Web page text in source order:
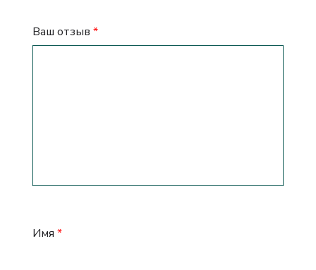
Ваш отзыв *
Имя *